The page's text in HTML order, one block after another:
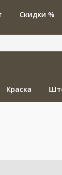
Скидки %
Краска